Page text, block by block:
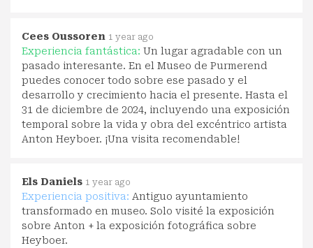
Cees Oussoren 1 year ago
Experiencia fantástica: Un lugar agradable con un
pasado interesante. En el Museo de Purmerend
puedes conocer todo sobre ese pasado y el
desarrollo y crecimiento hacia el presente. Hasta el
31 de diciembre de 2024, incluyendo una exposición
temporal sobre la vida y obra del excéntrico artista
Anton Heyboer. ¡Una visita recomendable!
Els Daniels 1 year ago
Experiencia positiva: Antiguo ayuntamiento
transformado en museo. Solo visité la exposición
sobre Anton + la exposición fotográfica sobre
Heyboer.